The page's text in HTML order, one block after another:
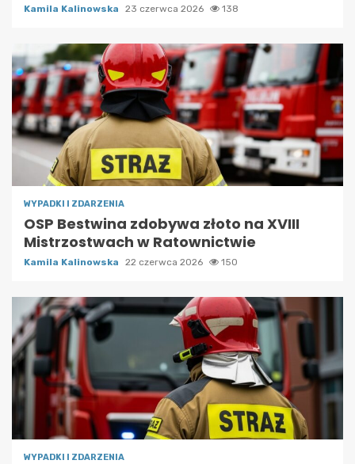
Kamila Kalinowska 23 czerwca 2026 138
WYPADKI I ZDARZENIA
OSP Bestwina zdobywa złoto na XVIII
Mistrzostwach w Ratownictwie
Kamila Kalinowska 22 czerwca 2026 150
WYPADKI I ZDARZENIA